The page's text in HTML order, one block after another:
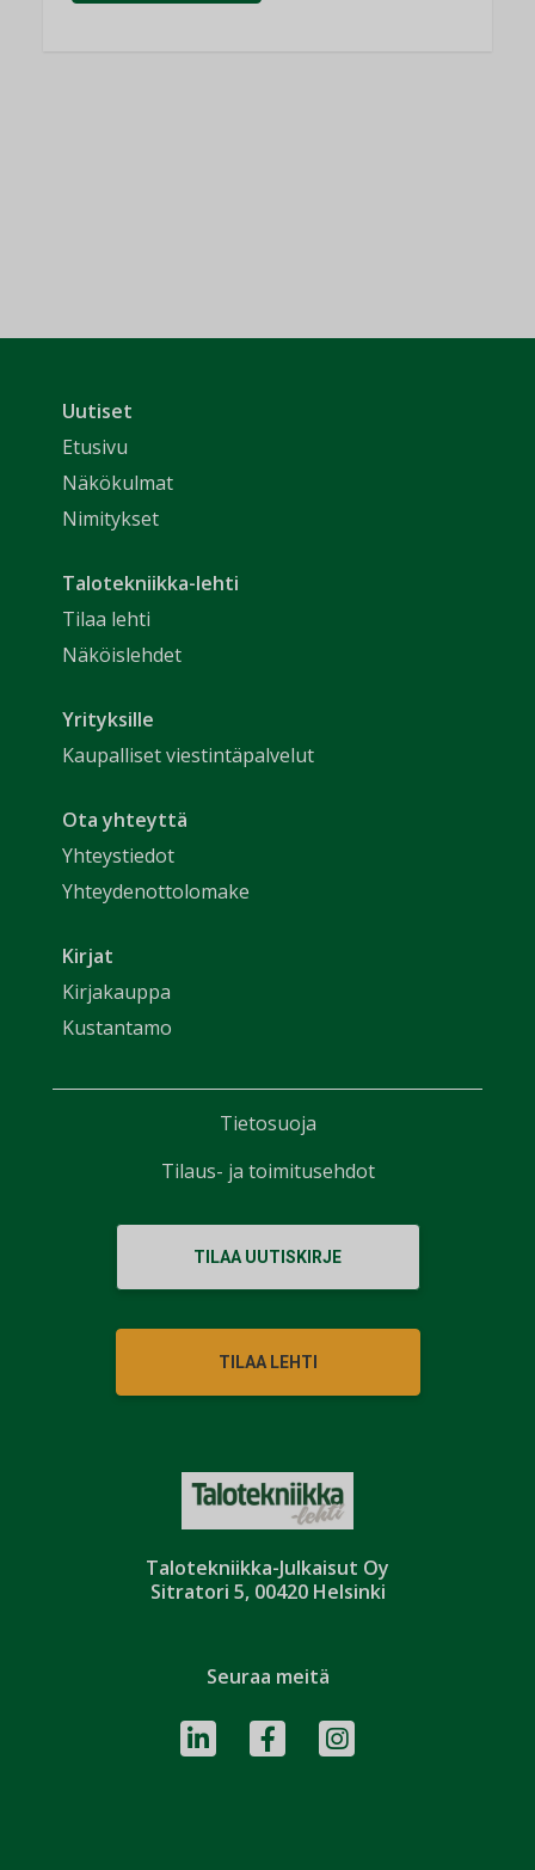
Talotekniikka-Julkaisut Oy
Sitratori 5, 00420 Helsinki
Uutiset
Etusivu
Näkökulmat
Nimitykset
Talotekniikka-lehti
Tilaa lehti
Näköislehdet
Yrityksille
Kaupalliset viestintäpalvelut
Ota yhteyttä
Yhteystiedot
Yhteydenottolomake
Kirjat
Kirjakauppa
Kustantamo
TILAA UUTISKIRJE
TILAA LEHTI
Seuraa meitä
Tietosuoja
Tilaus- ja toimitusehdot